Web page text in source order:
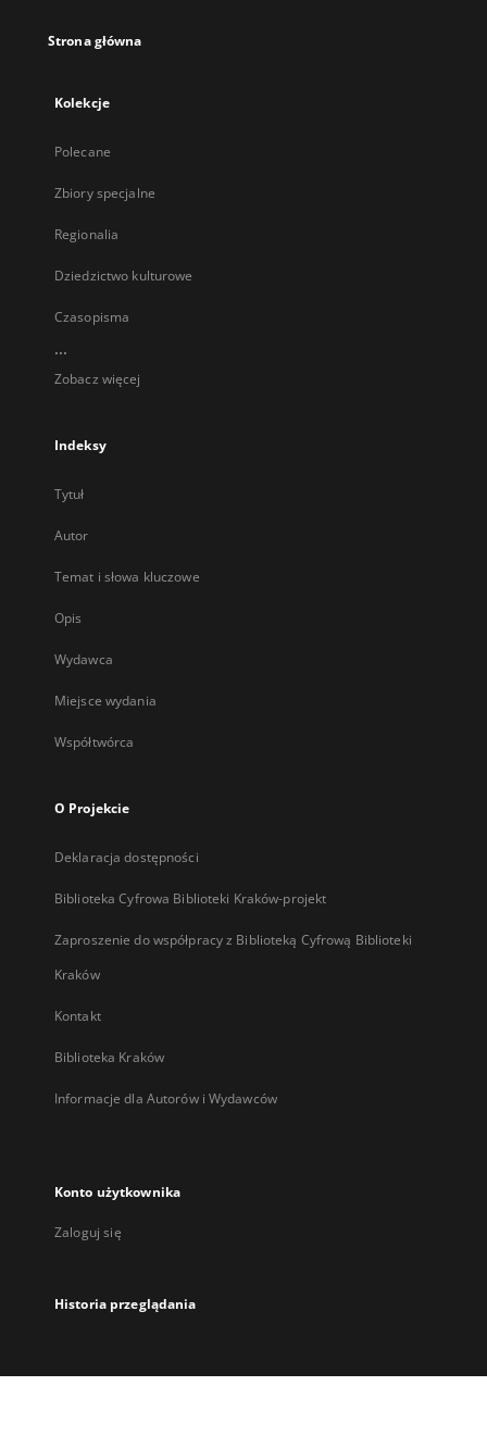
Strona główna
Kolekcje
Polecane
Zbiory specjalne
Regionalia
Dziedzictwo kulturowe
Czasopisma
...
Zobacz więcej
Indeksy
Tytuł
Autor
Temat i słowa kluczowe
Opis
Wydawca
Miejsce wydania
Współtwórca
O Projekcie
Deklaracja dostępności
Biblioteka Cyfrowa Biblioteki Kraków-projekt
Zaproszenie do współpracy z Biblioteką Cyfrową Biblioteki
Kraków
Kontakt
Biblioteka Kraków
Informacje dla Autorów i Wydawców
Konto użytkownika
Zaloguj się
Historia przeglądania